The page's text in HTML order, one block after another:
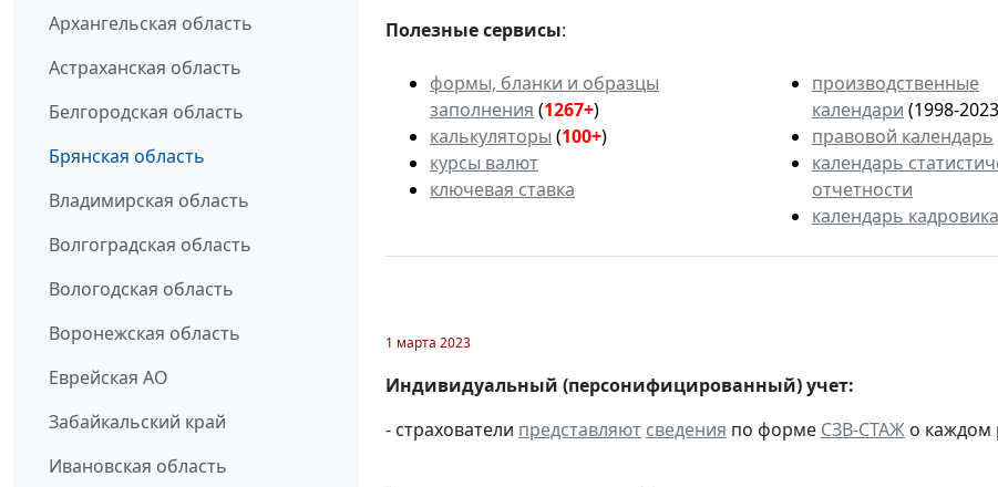
Архангельская область
Астраханская область
Белгородская область
Брянская область
Владимирская область
Волгоградская область
Вологодская область
Воронежская область
Еврейская АО
Забайкальский край
Ивановская область
Полезные сервисы:
формы, бланки и образцы
заполнения (1267+)
калькуляторы (100+)
курсы валют
ключевая ставка
производственные
календари (1998-
правовой календарь
календарь
отчетности
календарь кадровика
1 марта 2023
Индивидуальный (персонифицированный) учет:
- страхователи представляют сведения по форме СЗВ-СТАЖ о каждом